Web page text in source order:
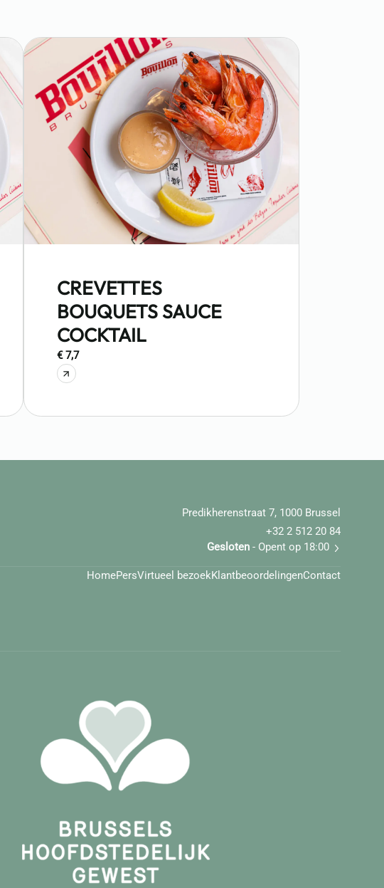
CREVETTES
BOUQUETS SAUCE
COCKTAIL
€ 7,7
Predikherenstraat 7, 1000 Brussel
+32 2 512 20 84
Gesloten- Opent op 18:00
HomePersVirtueel bezoekKlantbeoordelingenContact